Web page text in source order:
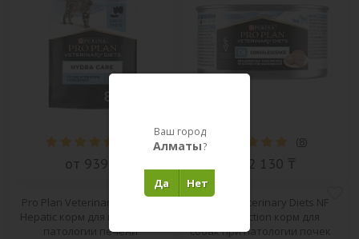
от 939 ₸
(8)
от 2 130 ₸
Pro Plan Veterinary Diets HP
Hepatic корм для кошек при
патологии печени
Pro Plan Veterinary Diets NF
Renal Function корм для
собак при патологии почек
Ваш город
Алматы?
Нет
Да